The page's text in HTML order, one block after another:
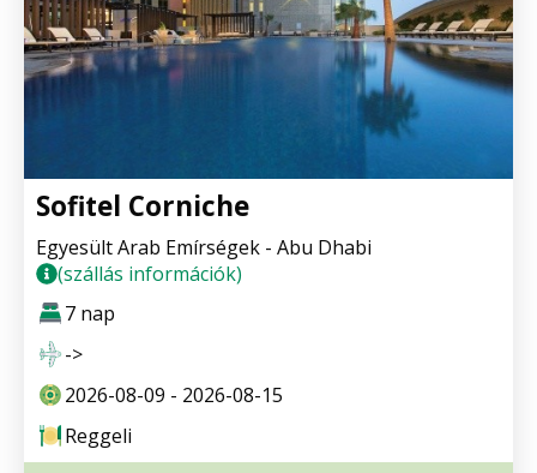
Sofitel Corniche
Egyesült Arab Emírségek - Abu Dhabi
(szállás információk)
7 nap
->
2026-08-09 - 2026-08-15
Reggeli